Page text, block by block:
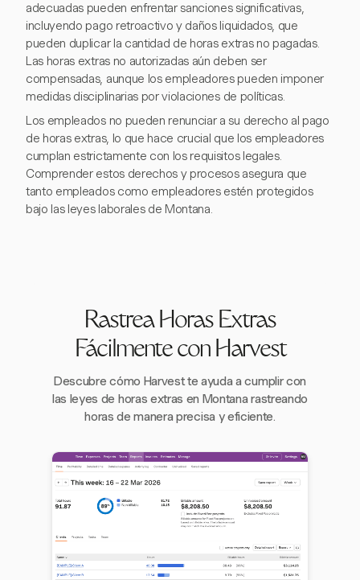
adecuadas pueden enfrentar sanciones significativas,
incluyendo pago retroactivo y daños liquidados, que
pueden duplicar la cantidad de horas extras no pagadas.
Las horas extras no autorizadas aún deben ser
compensadas, aunque los empleadores pueden imponer
medidas disciplinarias por violaciones de políticas.
Los empleados no pueden renunciar a su derecho al pago
de horas extras, lo que hace crucial que los empleadores
cumplan estrictamente con los requisitos legales.
Comprender estos derechos y procesos asegura que
tanto empleados como empleadores estén protegidos
bajo las leyes laborales de Montana.
Rastrea Horas Extras
Fácilmente con Harvest
Descubre cómo Harvest te ayuda a cumplir con
las leyes de horas extras en Montana rastreando
horas de manera precisa y eficiente.